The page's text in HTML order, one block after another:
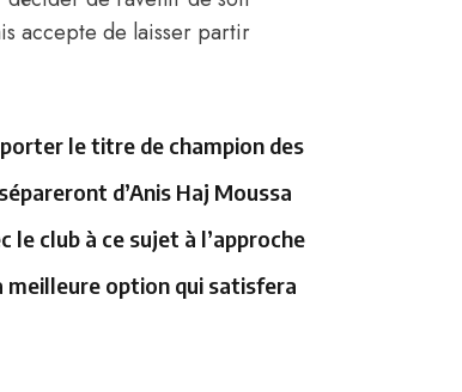
accepte de laisser partir
le titre de champion des
d’Anis Haj Moussa
le club à ce sujet à l’approche
meilleure option qui satisfera